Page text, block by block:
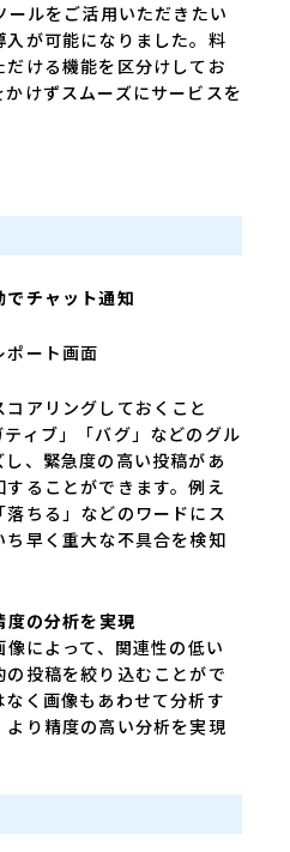
ルをご活用いただきたい
が可能になりました。料
ける機能を区分けしてお
けずスムーズにサービスを
チャット通知
ート画面
アリングしておくこと
ィブ」「バグ」などのグル
、緊急度の高い投稿があ
ることができます。例え
ちる」などのワードにス
早く重大な不具合を検知
の分析を実現
によって、関連性の低い
投稿を絞り込むことがで
く画像もあわせて分析す
り精度の高い分析を実現